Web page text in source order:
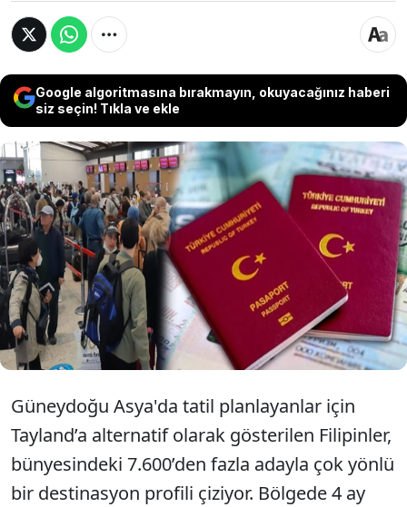
Google algoritmasına bırakmayın, okuyacağınız haberi
siz seçin! Tıkla ve ekle
Güneydoğu Asya’da Tayland’a alternatif
arayan Türk seyahatseverlerin vizesiz olarak
ziyaret edebileceği Filipinler, 7 bin 600’den
fazla adası, doğal çeşitliliği ve yerel
kültürüyle dikkat çekiyor.
Güneydoğu Asya'da tatil planlayanlar için
Tayland’a alternatif olarak gösterilen Filipinler,
bünyesindeki 7.600’den fazla adayla çok yönlü
bir destinasyon profili çiziyor. Bölgede 4 ay